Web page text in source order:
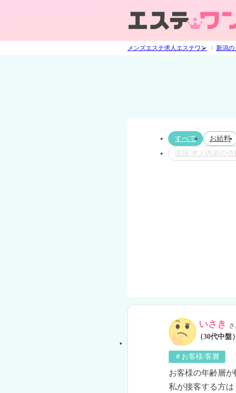
メンズエステ求人エステワン 新潟の
すべて お給料
面接/求人内容の信
いさき
（30代中盤）
＃お客様/客層
お客様の年齢層
私が接客する方は